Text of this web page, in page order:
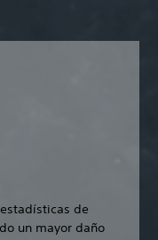
de
un mayor daño